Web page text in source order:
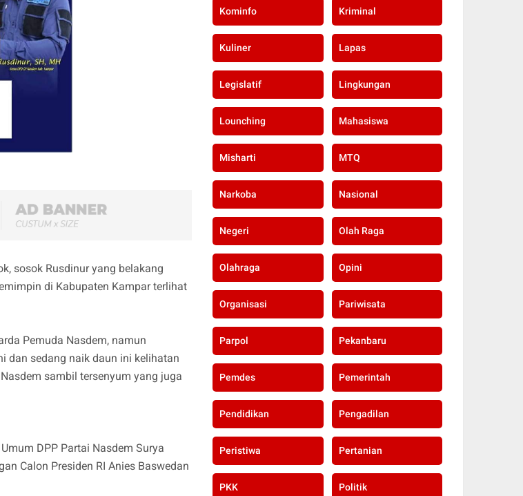
sosok Rusdinur yang belakang
di Kabupaten Kampar terlihat
Pemuda Nasdem, namun
dan sedang naik daun ini kelihatan
sambil tersenyum yang juga
DPP Partai Nasdem Surya
Calon Presiden RI Anies Baswedan
Kominfo Kriminal
Kuliner Lapas
Legislatif Lingkungan
Lounching Mahasiswa
Misharti MTQ
Narkoba Nasional
Negeri Olah Raga
Olahraga Opini
Organisasi Pariwisata
Parpol Pekanbaru
Pemdes Pemerintah
Pendidikan Pengadilan
Peristiwa Pertanian
PKK Politik